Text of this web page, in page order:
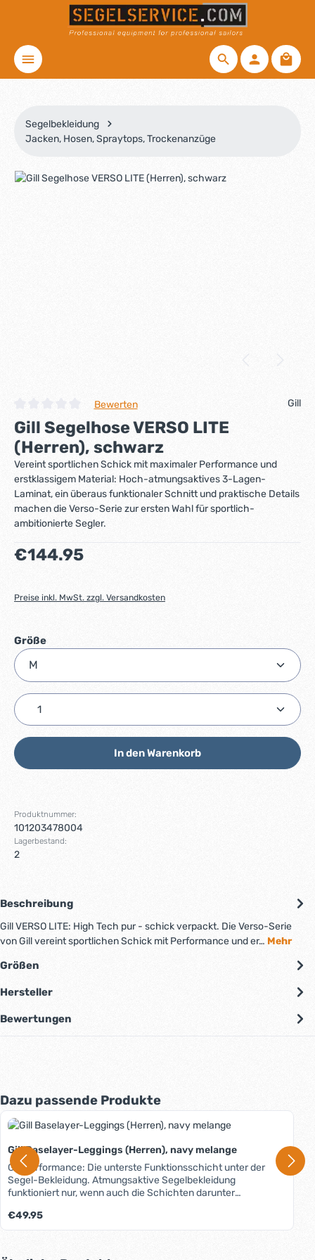
Zum Hauptinhalt springen
Segelbekleidung
Jacken, Hosen, Spraytops, Trockenanzüge
Bildergalerie überspringen
Durchschnittliche Bewertung von 0 von 5 Sternen
Bewerten Gill
Gill Segelhose VERSO LITE
(Herren), schwarz
Vereint sportlichen Schick mit maximaler Performance und
erstklassigem Material: Hoch-atmungsaktives 3-Lagen-
Laminat, ein überaus funktionaler Schnitt und praktische Details
machen die Verso-Serie zur ersten Wahl für sportlich-
ambitionierte Segler.
Regulärer Preis:
€144.95
Preise inkl. MwSt. zzgl. Versandkosten
Größeauswählen
Produkt Anzahl: Gib den gewünschten Wert ein
In den Warenkorb
Produktnummer:
101203478004
Lagerbestand:
2
Beschreibung
Gill VERSO LITE: High Tech pur - schick verpackt. Die Verso-Serie
von Gill vereint sportlichen Schick mit Performance und er… Mehr
Größen
Hersteller
Bewertungen
Produktgalerie überspringen
Dazu passende Produkte
Gill Baselayer-Leggings (Herren), navy melange
Gill Performance: Die unterste Funktionsschicht unter der
Segel-Bekleidung. Atmungsaktive Segelbekleidung
funktioniert nur, wenn auch die Schichten darunter
Baselayer. Diesem kommt eine besondere Bedeutung zu: Das
Gewebe muss Feuchtigkeit vom Körper aufnehmen, aber
anfühlen und kaum auftragen. Und ein wenig wärmen soll es
Regulärer Preis:
€49.95